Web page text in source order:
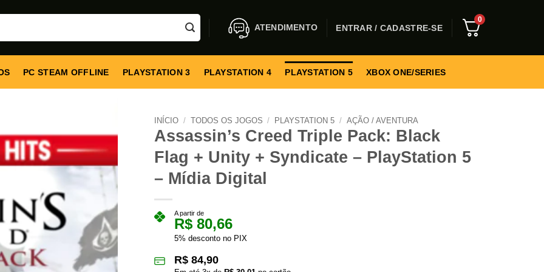
ATENDIMENTO ENTRAR / CADASTRE-SE
0
PC STEAM OFFLINE PLAYSTATION 3 PLAYSTATION 4 PLAYSTATION 5 XBOX ONE/SERIES
INÍCIO / TODOS OS JOGOS / PLAYSTATION 5 / AÇÃO / AVENTURA
Assassin’s Creed Triple Pack: Black
Flag + Unity + Syndicate – PlayStation 5
– Mídia Digital
A partir de
R$ 80,66
5% desconto no PIX
R$ 84,90